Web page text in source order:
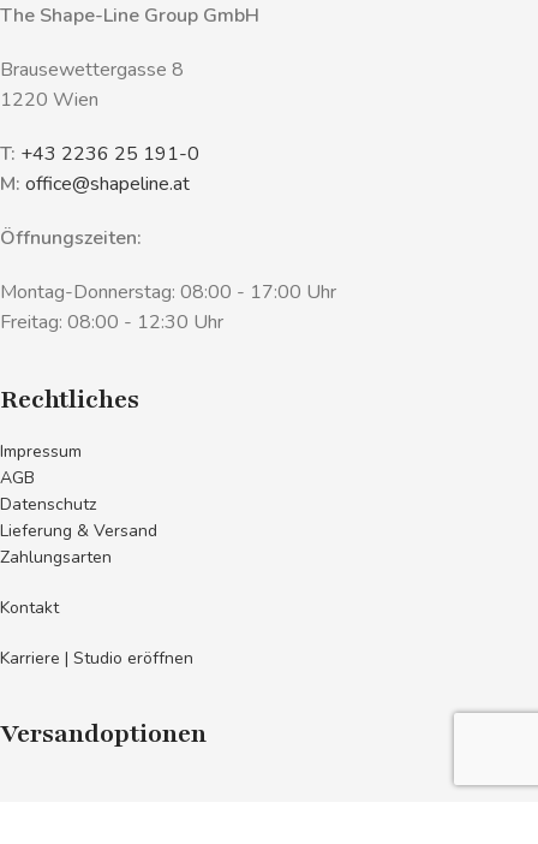
The Shape-Line Group GmbH
Brausewettergasse 8
1220 Wien
T: +43 2236 25 191-0
M: office@shapeline.at
Öffnungszeiten:
Montag-Donnerstag: 08:00 - 17:00 Uhr
Freitag: 08:00 - 12:30 Uhr
Rechtliches
Impressum
AGB
Datenschutz
Lieferung & Versand
Zahlungsarten
Kontakt
Karriere | Studio eröffnen
Versandoptionen